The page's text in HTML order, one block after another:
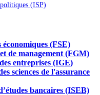
(ISP)
économiques (FSE)
de management (FGM)
entreprises (IGE)
sciences de l'assurance
bancaires (ISEB)